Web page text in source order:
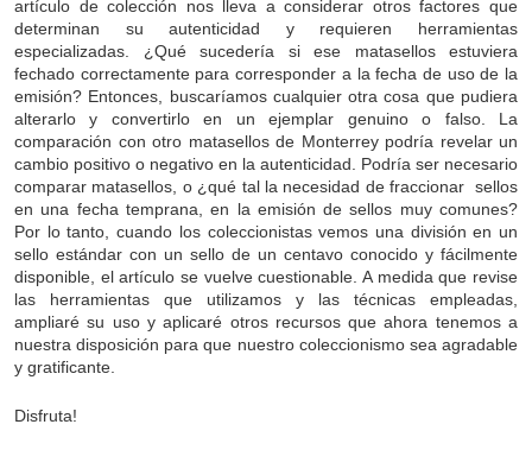
artículo de colección nos lleva a considerar otros factores que
determinan su autenticidad y requieren herramientas
especializadas. ¿Qué sucedería si ese matasellos estuviera
fechado correctamente para corresponder a la fecha de uso de la
emisión? Entonces, buscaríamos cualquier otra cosa que pudiera
alterarlo y convertirlo en un ejemplar genuino o falso. La
comparación con otro matasellos de Monterrey podría revelar un
cambio positivo o negativo en la autenticidad. Podría ser necesario
comparar matasellos, o ¿qué tal la necesidad de fraccionar sellos
en una fecha temprana, en la emisión de sellos muy comunes?
Por lo tanto, cuando los coleccionistas vemos una división en un
sello estándar con un sello de un centavo conocido y fácilmente
disponible, el artículo se vuelve cuestionable. A medida que revise
las herramientas que utilizamos y las técnicas empleadas,
ampliaré su uso y aplicaré otros recursos que ahora tenemos a
nuestra disposición para que nuestro coleccionismo sea agradable
y gratificante.
Disfruta!